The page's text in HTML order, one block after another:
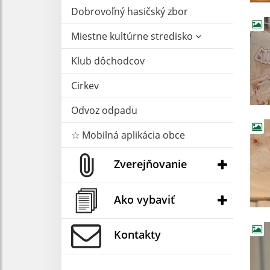
Dobrovoľný hasičský zbor
Miestne kultúrne stredisko
Klub dôchodcov
Cirkev
Odvoz odpadu
☆ Mobilná aplikácia obce
Zverejňovanie
Ako vybaviť
Kontakty